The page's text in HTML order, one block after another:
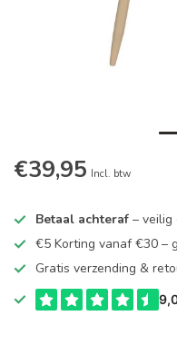
€39,95 Incl. btw
Betaal achteraf – veilig
€5 Korting vanaf €30 –
Gratis verzending &